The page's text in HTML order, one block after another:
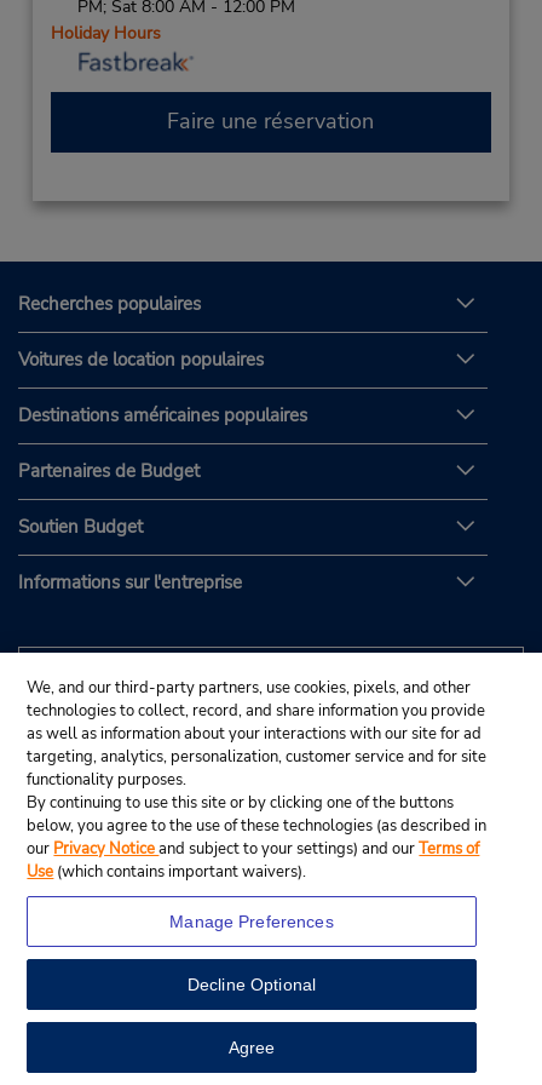
View Map
PM; Sat 8:00 AM - 12:00 PM
Holiday Hours
Faire une réservation
Recherches populaires
Voitures de location populaires
Destinations américaines populaires
Partenaires de Budget
Soutien Budget
Informations sur l'entreprise
© Budget Rent A Car System, Inc., 2025.
We, and our third-party partners, use cookies, pixels, and other
technologies to collect, record, and share information you provide
as well as information about your interactions with our site for ad
targeting, analytics, personalization, customer service and for site
functionality purposes.
By continuing to use this site or by clicking one of the buttons
below, you agree to the use of these technologies (as described in
our Privacy Noticeand subject to your settings) and ourTerms of
Use (which contains important waivers).
Manage Preferences
Decline Optional
Agree